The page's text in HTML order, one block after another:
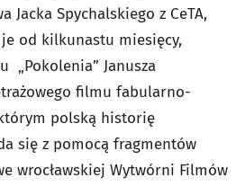
Jacka Spychalskiego z CeTA,
od kilkunastu miesięcy,
„Pokolenia” Janusza
filmu fabularno-
polską historię
się z pomocą fragmentów
wrocławskiej Wytwórni Filmów